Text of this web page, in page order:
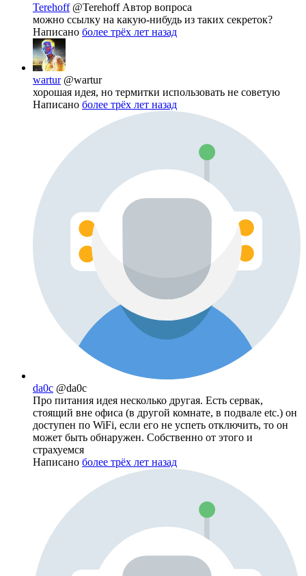
Terehoff @Terehoff Автор вопроса
можно ссылку на какую-нибудь из таких секреток?
Написано более трёх лет назад
wartur @wartur
хорошая идея, но термитки использовать не советую
Написано более трёх лет назад
da0c @da0c
Про питания идея несколько другая. Есть сервак,
стоящий вне офиса (в другой комнате, в подвале etc.) он
доступен по WiFi, если его не успеть отключить, то он
может быть обнаружен. Собственно от этого и
страхуемся
Написано более трёх лет назад